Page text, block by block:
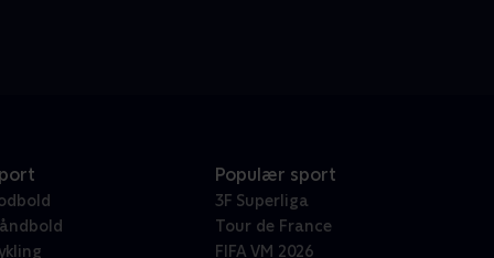
Populær sport
3F Superliga
Tour de France
FIFA VM 2026